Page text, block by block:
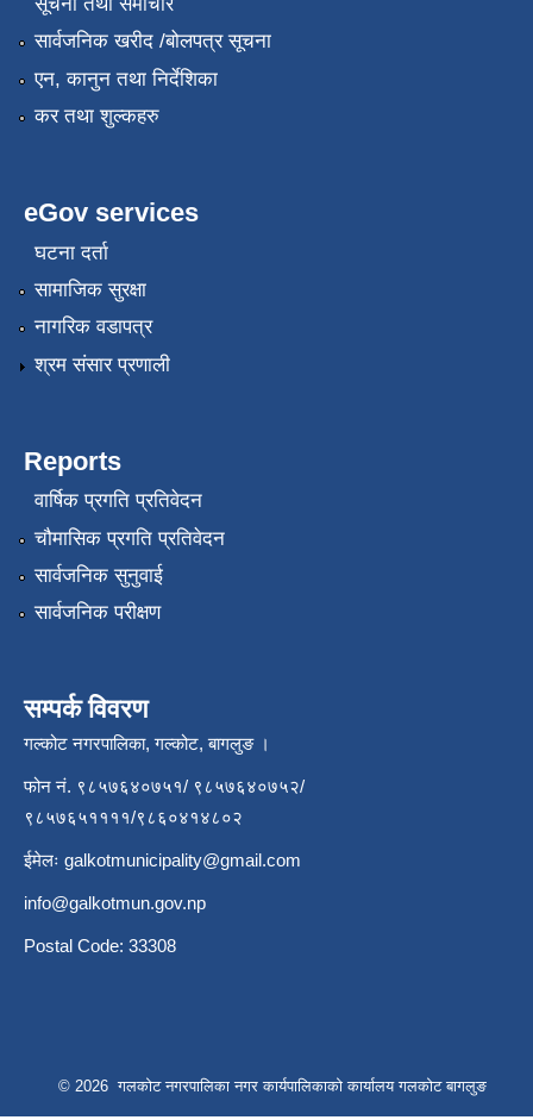
सार्वजनिक खरीद /बोलपत्र सूचना
एन, कानुन तथा निर्देशिका
कर तथा शुल्कहरु
eGov services
घटना दर्ता
सामाजिक सुरक्षा
नागरिक वडापत्र
श्रम संसार प्रणाली
Reports
वार्षिक प्रगति प्रतिवेदन
चौमासिक प्रगति प्रतिवेदन
सार्वजनिक सुनुवाई
सार्वजनिक परीक्षण
सम्पर्क विवरण
गल्कोट नगरपालिका, गल्कोट, बागलुङ ।
फोन नं. ९८५७६४०७५१/ ९८५७६४०७५२/
९८५७६५११११/९८६०४१४८०२
ईमेलः galkotmunicipality@gmail.com
info@galkotmun.gov.np
Postal Code: 33308
© 2026 गलकोट नगरपालिका नगर कार्यपालिकाको कार्यालय गलकोट बागलुङ